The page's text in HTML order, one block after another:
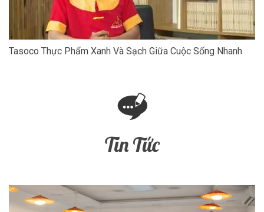
Tasoco Thực Phẩm Xanh Và Sạch Giữa Cuộc Sống Nhanh
Tin Tức